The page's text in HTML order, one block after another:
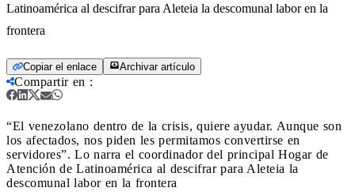
Latinoamérica al descifrar para Aleteia la descomunal labor en la
frontera
Copiar el enlace Archivar artículo
Compartir en :
“El venezolano dentro de la crisis, quiere ayudar. Aunque son
los afectados, nos piden les permitamos convertirse en
servidores”. Lo narra el coordinador del principal Hogar de
Atención de Latinoamérica al descifrar para Aleteia la
descomunal labor en la frontera